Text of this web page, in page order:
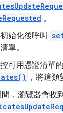
。
始化後呼叫
單。
可用憑證清單
，將這類
間，瀏覽器會收